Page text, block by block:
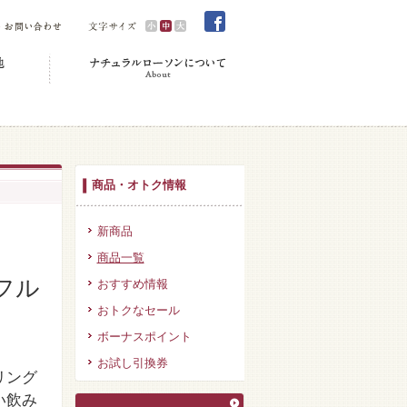
ル
ング
飲み
商品・オトク情報
新商品
商品一覧
おすすめ情報
おトクなセール
ボーナスポイント
お試し引換券